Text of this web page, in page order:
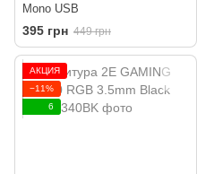
Mono USB
395 грн 449 грн
АКЦИЯ
−11%
6